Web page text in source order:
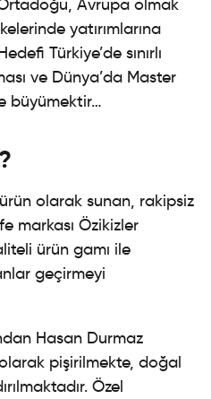
Avrupa olmak
yatırımlarına
Türkiye’de sınırlı
ve Dünya’da Master
büyümektir…
olarak sunan, rakipsiz
markası Özikizler
ürün gamı ile
geçirmeyi
Hasan Durmaz
pişirilmekte, doğal
Özel